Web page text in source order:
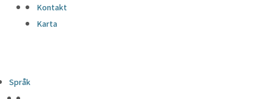
Kontakt
Karta
Språk